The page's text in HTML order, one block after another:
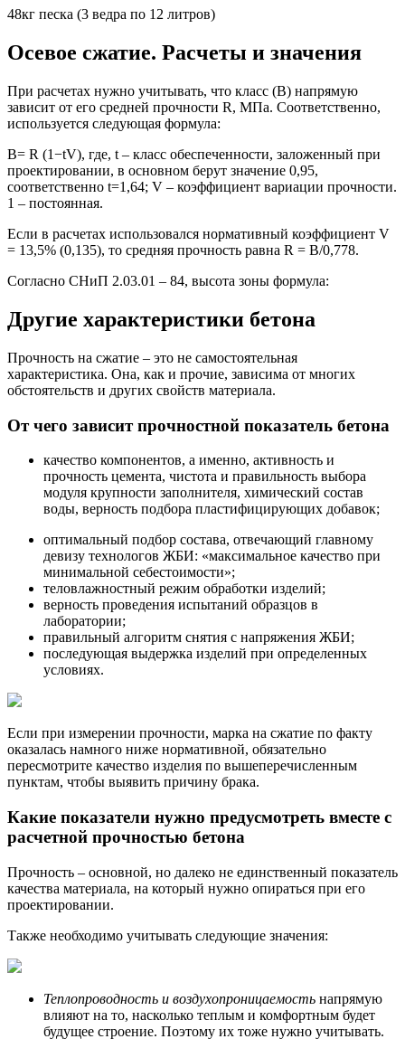
48кг песка (3 ведра по 12 литров)
Осевое сжатие. Расчеты и значения
При расчетах нужно учитывать, что класс (В) напрямую
зависит от его средней прочности R, МПа. Соответственно,
используется следующая формула:
В= R (1−tV), где, t – класс обеспеченности, заложенный при
проектировании, в основном берут значение 0,95,
соответственно t=1,64; V – коэффициент вариации прочности.
1 – постоянная.
Если в расчетах использовался нормативный коэффициент V
= 13,5% (0,135), то средняя прочность равна R = В/0,778.
Согласно СНиП 2.03.01 – 84, высота зоны формула:
Другие характеристики бетона
Прочность на сжатие – это не самостоятельная
характеристика. Она, как и прочие, зависима от многих
обстоятельств и других свойств материала.
От чего зависит прочностной показатель бетона
качество компонентов, а именно, активность и
прочность цемента, чистота и правильность выбора
модуля крупности заполнителя, химический состав
воды, верность подбора пластифицирующих добавок;
оптимальный подбор состава, отвечающий главному
девизу технологов ЖБИ: «максимальное качество при
минимальной себестоимости»;
теловлажностный режим обработки изделий;
верность проведения испытаний образцов в
лаборатории;
правильный алгоритм снятия с напряжения ЖБИ;
последующая выдержка изделий при определенных
условиях.
Если при измерении прочности, марка на сжатие по факту
оказалась намного ниже нормативной, обязательно
пересмотрите качество изделия по вышеперечисленным
пунктам, чтобы выявить причину брака.
Какие показатели нужно предусмотреть вместе с
расчетной прочностью бетона
Прочность – основной, но далеко не единственный показатель
качества материала, на который нужно опираться при его
проектировании.
Также необходимо учитывать следующие значения:
Теплопроводность и воздухопроницаемость напрямую
влияют на то, насколько теплым и комфортным будет
будущее строение. Поэтому их тоже нужно учитывать.